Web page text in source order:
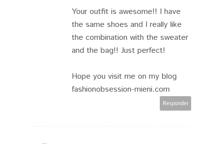
Your outfit is awesome!! I have
the same shoes and I really like
the combination with the sweater
and the bag!! Just perfect!
Hope you visit me on my blog
fashionobsession-mieni.com
Responder